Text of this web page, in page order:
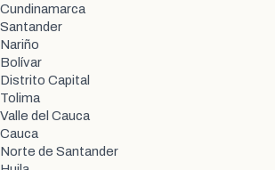
Cundinamarca
Santander
Nariño
Bolívar
Distrito Capital
Tolima
Valle del Cauca
Cauca
Norte de Santander